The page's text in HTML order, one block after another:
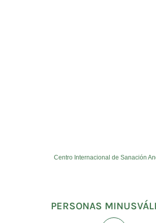
Centro Internacional de Sanación
PERSONAS